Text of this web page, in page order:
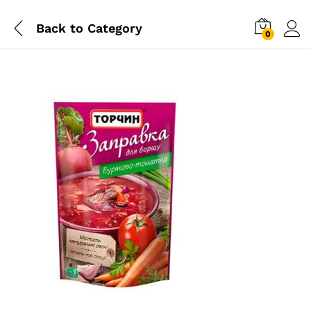
Back to Category 0